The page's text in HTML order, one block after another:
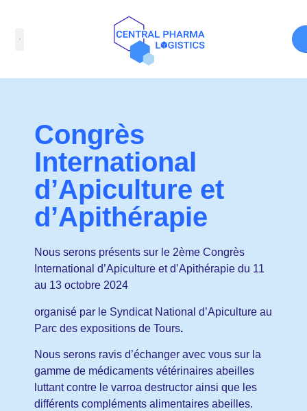
Congrès
International
d’Apiculture et
d’Apithérapie
Nous serons présents sur le 2ème Congrès
International d’Apiculture et d’Apithérapie du 11
au 13 octobre 2024
organisé par le Syndicat National d’Apiculture au
Parc des expositions de Tours.
Nous serons ravis d’échanger avec vous sur la
gamme de médicaments vétérinaires abeilles
luttant contre le varroa destructor ainsi que les
différents compléments alimentaires abeilles.